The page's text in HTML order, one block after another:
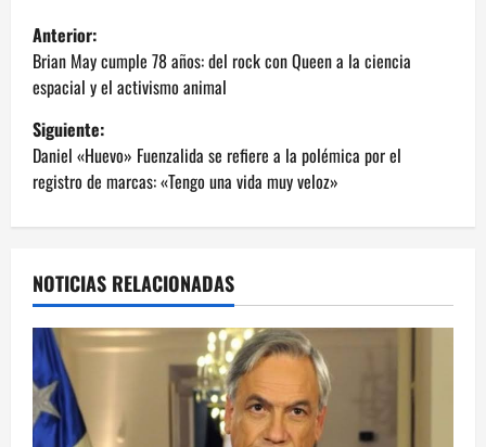
N
a
v
e
g
c
i
ó
n
Anterior:
Brian May cumple 78 años: del rock con Queen a la ciencia
espacial y el activismo animal
Siguiente:
Daniel «Huevo» Fuenzalida se refiere a la polémica por el
registro de marcas: «Tengo una vida muy veloz»
NOTICIAS RELACIONADAS